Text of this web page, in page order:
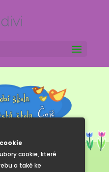
cookie, které
a také ke